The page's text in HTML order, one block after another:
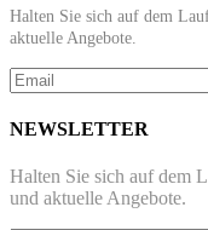
Halten Sie sich auf dem
aktuelle Angebote.
NEWSLETTER
Halten Sie sich auf dem
und aktuelle Angebote.